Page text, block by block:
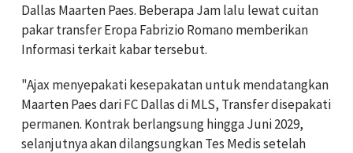
Dallas Maarten Paes. Beberapa Jam lalu lewat cuitan
pakar transfer Eropa Fabrizio Romano memberikan
Informasi terkait kabar tersebut.
"Ajax menyepakati kesepakatan untuk mendatangkan
Maarten Paes dari FC Dallas di MLS, Transfer disepakati
permanen. Kontrak berlangsung hingga Juni 2029,
selanjutnya akan dilangsungkan Tes Medis setelah